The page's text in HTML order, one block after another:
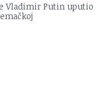
Vladimir Putin uputio